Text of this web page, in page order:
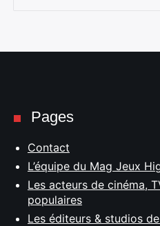
Pages
Contact
L’équipe du Mag Jeux
Les acteurs de cinéma,
populaires
Les éditeurs & studios